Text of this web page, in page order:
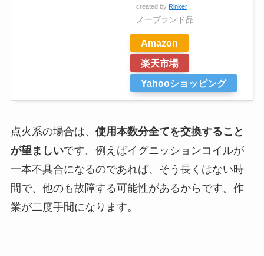
created by Rinker
ノーブランド品
Amazon
楽天市場
Yahooショッピング
点火系の場合は、 使用本数分全てを交換すること
が望ましいです。例えばイグニッションコイルが
一本不具合になるのであれば、そう長くはない時
間で、他のも故障する可能性があるからです。作
業が二度手間になります。